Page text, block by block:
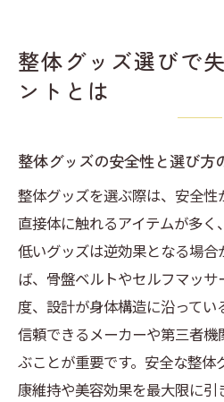
整体の人気商品に共
口コミでわかる整体
法
整体グッズを取り入
セルフケア初心者が
徴
整体用品を活用した
おすすめ整体グッズ
整体用品の使い方と
自宅でできる整体器具の
整体グッズ選びで
ントとは
整体グッズの安全性と選び方
整体グッズを選ぶ際は、安全性
直接体に触れるアイテムが多
低いグッズは逆効果となる場合
ば、骨盤ベルトやセルフマッ
度、設計が身体構造に沿ってい
信頼できるメーカーや第三者
ぶことが重要です。安全な整体
康維持や美容効果を最大限に引